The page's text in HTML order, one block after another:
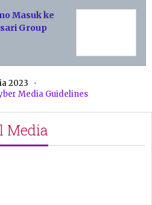
Masuk ke
Group
2023
Media Guidelines
Media